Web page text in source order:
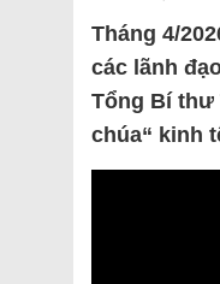
Tháng 4/
các lãnh
Tổng Bí thư
chúa“ kinh